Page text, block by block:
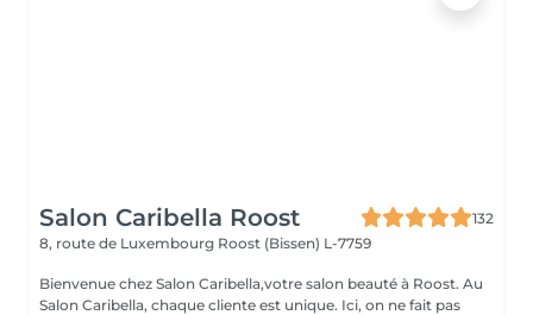
Salon Caribella Roost
132
8, route de Luxembourg Roost (Bissen) L-7759
Bienvenue chez Salon Caribella,votre salon beauté à Roost. Au
Salon Caribella, chaque cliente est unique. Ici, on ne fait pas